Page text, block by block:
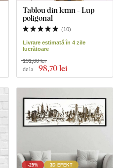
Tablou din lemn - Lup
poligonal
(10)
Livrare estimată în 4 zile
lucrătoare
de la 98,70 lei
131,60 lei
-25%
3D EFEKT